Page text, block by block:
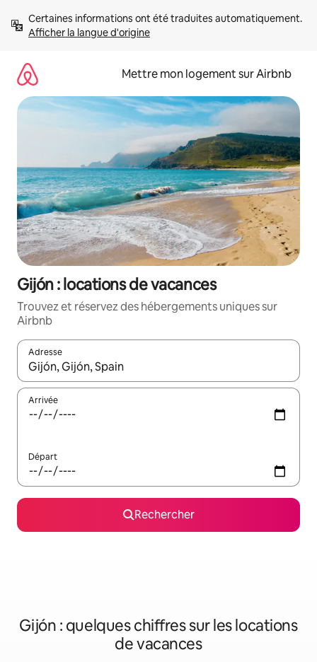
directement
Afficher la langue d'origine
Mettre mon logement sur Airbnb
Gijón : locations de vacances
Trouvez et réservez des hébergements uniques sur
Airbnb
Adresse
Lorsque les résultats s'affichent, utilisez les flèches vers le
Arrivée
Départ
Rechercher
Gijón : quelques chiffres sur les locations
de vacances